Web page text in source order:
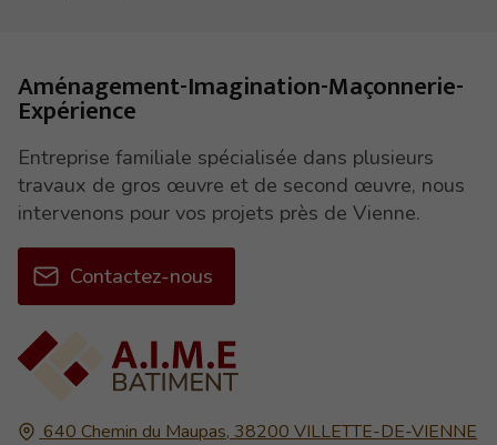
640 Chemin du Maupas, 38200 VILLETTE-DE-VIENNE
Aménagement-Imagination-Maçonnerie-
Expérience
Entreprise familiale spécialisée dans plusieurs
travaux de gros œuvre et de second œuvre, nous
intervenons pour vos projets près de Vienne.
Contactez-nous